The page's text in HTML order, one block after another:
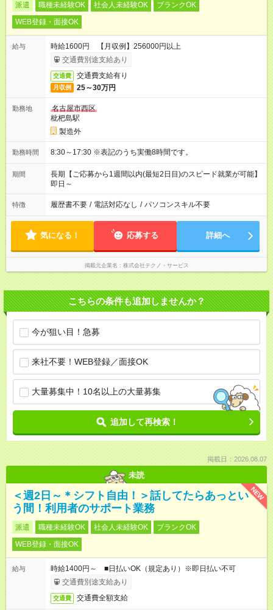
派遣 職種未経験OK 社会人未経験OK
ブランクOK
WEB登録・面接OK
給与
時給1600円 【月収例】256000円以上
交通費別途支給あり
交通費 交通費支給有り
月収例 25～30万円
勤務地
名古屋市西区
枇杷島駅
製造外
勤務時間 8:30～17:30 ※表記のうち実働8時間です。
期間
長期【ご応募から1週間以内(最短2日目)のスピード就業が可能】
即日～
特徴 履歴書不要 / 電話対応なし / パソコンスキル不要
気になる！ 応募する 詳細へ
掲載元企業名 株式会社テクノ・サービス
こちらの条件も追加しませんか？
今が狙い目！急募
来社不要！WEB登録／面接OK
大量募集中！10名以上の大量募集
追加して再検索！
掲載日：2026.08.07
未読
NEW
＜週2日～＊シフト自由！＞話してたらあっとい
う間！利用者のサポート業務
派遣 職種未経験OK 社会人未経験OK
ブランクOK
WEB登録・面接OK
給与
時給1400円～ ■日払いOK（規定あり）※即日払い不可
交通費別途支給あり
交通費 交通費全額支給